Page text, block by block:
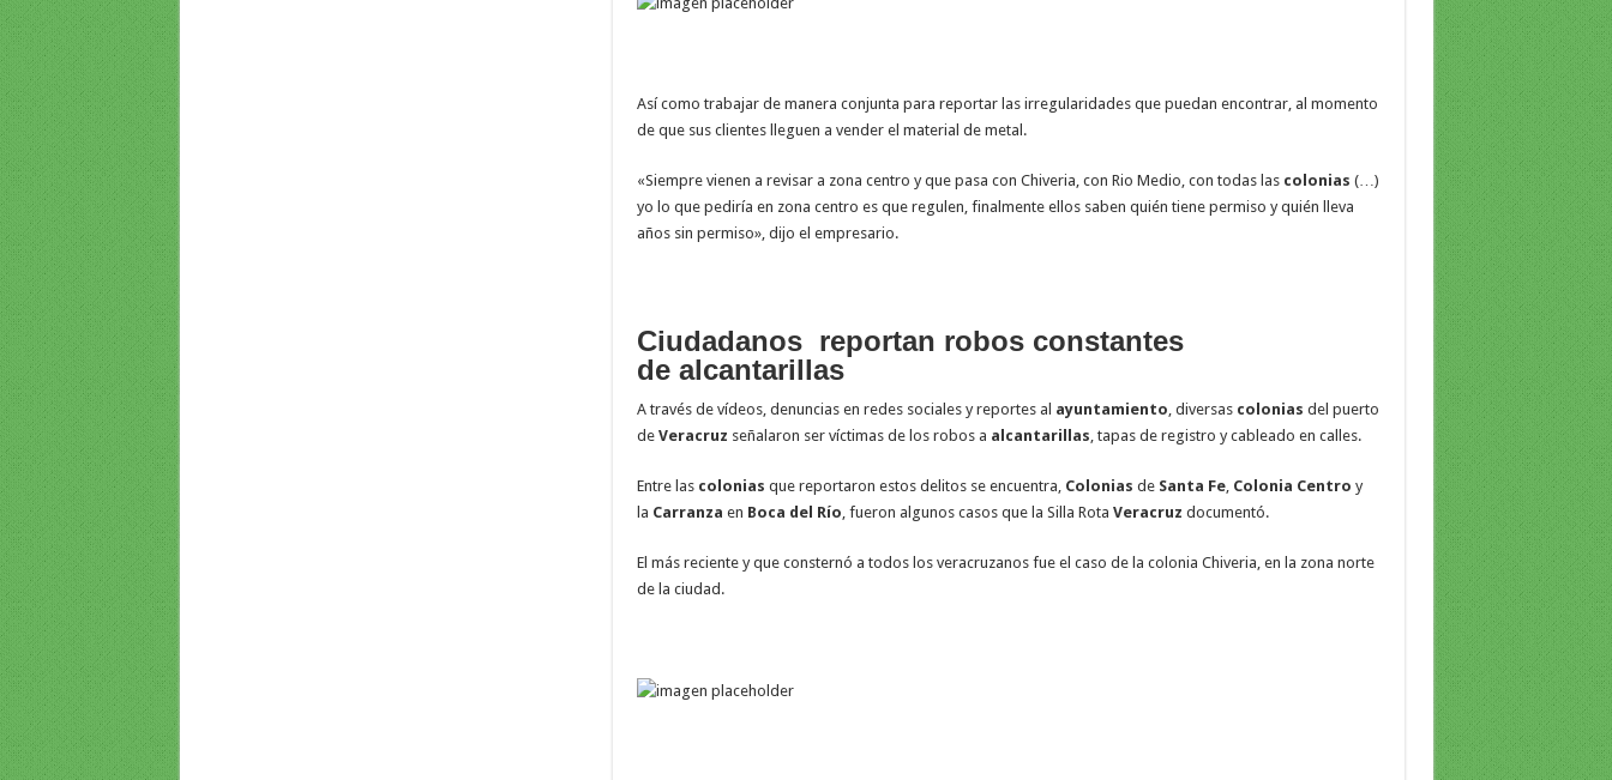
Así como trabajar de manera conjunta para reportar las irregularidades que puedan encontrar, al momento
de que sus clientes lleguen a vender el material de metal.
«Siempre vienen a revisar a zona centro y que pasa con Chiveria, con Rio Medio, con todas las colonias (…)
yo lo que pediría en zona centro es que regulen, finalmente ellos saben quién tiene permiso y quién lleva
años sin permiso», dijo el empresario.
Ciudadanos reportan robos constantes
de alcantarillas
A través de vídeos, denuncias en redes sociales y reportes al ayuntamiento, diversas colonias del puerto
de Veracruz señalaron ser víctimas de los robos a alcantarillas, tapas de registro y cableado en calles.
Entre las colonias que reportaron estos delitos se encuentra, Colonias de Santa Fe, Colonia Centro y
la Carranza en Boca del Río, fueron algunos casos que la Silla Rota Veracruz documentó.
El más reciente y que consternó a todos los veracruzanos fue el caso de la colonia Chiveria, en la zona norte
de la ciudad.